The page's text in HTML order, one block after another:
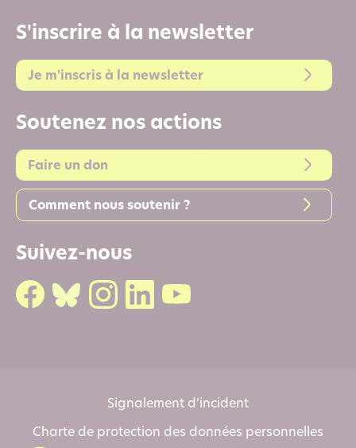
S'inscrire à la newsletter
Je m'inscris à la newsletter
Soutenez nos actions
Faire un don
Comment nous soutenir ?
Suivez-nous
Signalement d’incident
Charte de protection des données personnelles